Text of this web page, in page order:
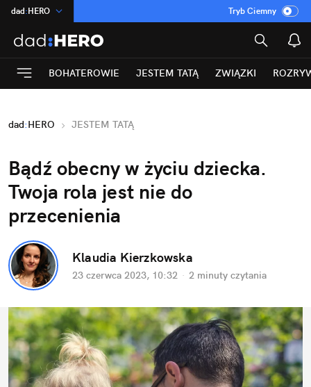
dad:HERO
:Temat
INN:Poland
ASZ:dziennik
Rozrywka
Tryb Ciemny
BOHATEROWIE JESTEM TATĄ ZWIĄZKI
dad:HERO JESTEM TATĄ
Bądź obecny w życiu dziecka.
Twoja rola jest nie do
przecenienia
Klaudia Kierzkowska
23 czerwca 2023, 10:32 · 2 minuty czytania